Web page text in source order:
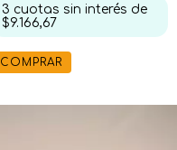
3 cuotas sin interés de
$9.166,67
COMPRAR